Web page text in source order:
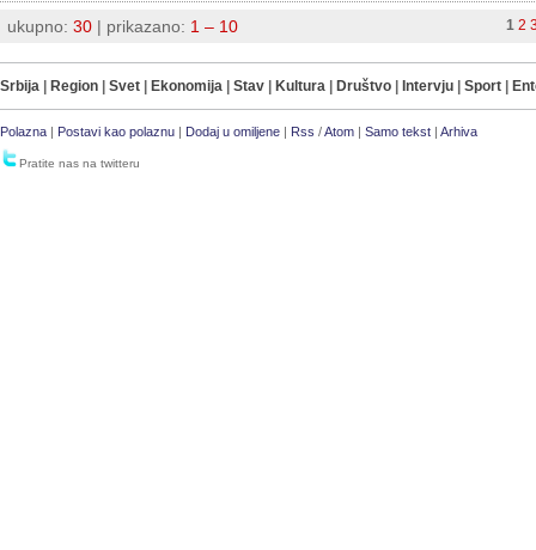
1 2
ukupno: 30 | prikazano: 1 – 10
Srbija Region Svet Ekonomija Stav Kultura Društvo Intervju Sport
Polazna | Postavi kao polaznu | Dodaj u omiljene | Rss /Atom | Samo tekst | Arhiva
Pratite nas na twitteru